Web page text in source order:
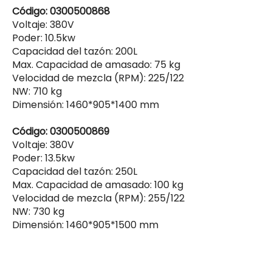
Código: 0300500868
Voltaje: 380V
Poder: 10.5kw
Capacidad del tazón: 200L
Max. Capacidad de amasado: 75 kg
Velocidad de mezcla (RPM): 225/122
NW: 710 kg
Dimensión: 1460*905*1400 mm
Código: 0300500869
Voltaje: 380V
Poder: 13.5kw
Capacidad del tazón: 250L
Max. Capacidad de amasado: 100 kg
Velocidad de mezcla (RPM): 255/122
NW: 730 kg
Dimensión: 1460*905*1500 mm